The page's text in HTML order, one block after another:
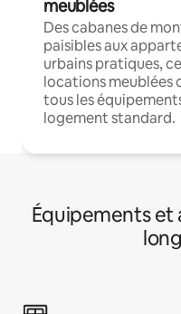
meublées
Des cabanes de
paisibles aux
urbains pratiques,
locations meublées
tous les
logement standard.
Équipements et